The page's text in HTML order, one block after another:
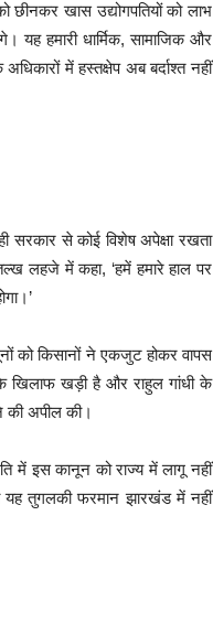
खास उद्योगपतियों को लाभ
यह हमारी धार्मिक, सामाजिक और
में हस्तक्षेप अब बर्दाश्त नहीं
सरकार से कोई विशेष अपेक्षा रखता
लहजे में कहा, ‘हमें हमारे हाल पर
को किसानों ने एकजुट होकर वापस
के खिलाफ खड़ी है और राहुल गांधी के
की अपील की।
में इस कानून को राज्य में लागू नहीं
यह तुगलकी फरमान झारखंड में नहीं